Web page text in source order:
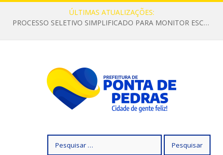
ÚLTIMAS ATUALIZAÇÕES:
PROCESSO SELETIVO SIMPLIFICADO PARA MONITOR ESCOLAR
por: